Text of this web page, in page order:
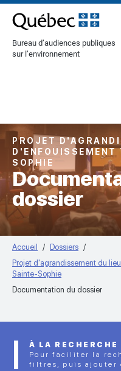
[Common.SkipToContent]
Bureau d’audiences publiques
sur l’environnement
PROJET
SOPHIE
dossier
Accueil
Dossiers
Projet d'agrandissement du
Sainte-Sophie
Documentation du dossier
À LA
Pour faciliter la
filtres, puis ajouter